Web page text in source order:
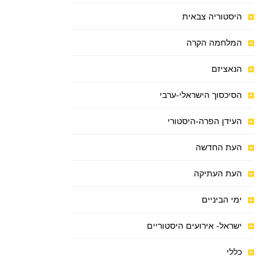
היסטוריה צבאית
המלחמה הקרה
הנאציזם
הסיכסוך הישראלי-ערבי
העידן הפרה-היסטורי
העת החדשה
העת העתיקה
ימי הביניים
ישראל- אירועים היסטוריים
כללי